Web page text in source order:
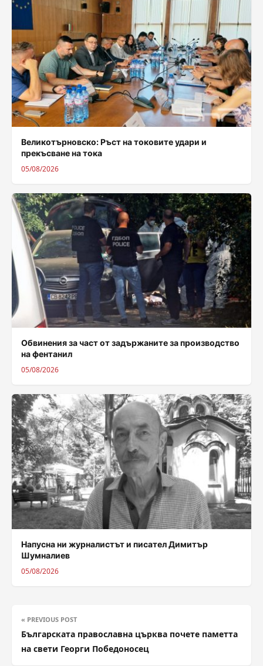
Великотърновско: Ръст на токовите удари и
прекъсване на тока
05/08/2026
Обвинения за част от задържаните за производство
на фентанил
05/08/2026
Напусна ни журналистът и писател Димитър
Шумналиев
05/08/2026
« PREVIOUS POST
Българската православна църква почете паметта
на свети Георги Победоносец